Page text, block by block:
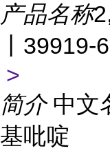
产品名称
丨39919-
>
简介 中文
基吡啶